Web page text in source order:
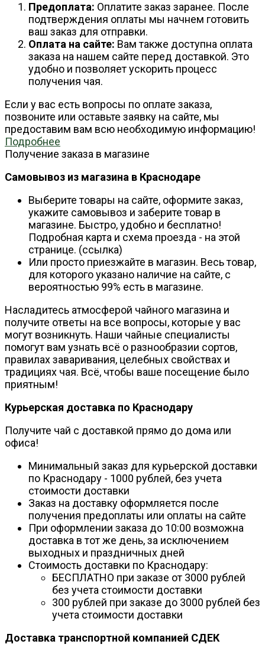
Предоплата: Оплатите заказ заранее. После
подтверждения оплаты мы начнем готовить
ваш заказ для отправки.
Оплата на сайте: Вам также доступна оплата
заказа на нашем сайте перед доставкой. Это
удобно и позволяет ускорить процесс
получения чая.
Если у вас есть вопросы по оплате заказа,
позвоните или оставьте заявку на сайте, мы
предоставим вам всю необходимую информацию!
Подробнее
Получение заказа в магазине
Самовывоз из магазина в Краснодаре
Выберите товары на сайте, оформите заказ,
укажите самовывоз и заберите товар в
магазине. Быстро, удобно и бесплатно!
Подробная карта и схема проезда - на этой
странице. (ссылка)
Или просто приезжайте в магазин. Весь товар,
для которого указано наличие на сайте, с
вероятностью 99% есть в магазине.
Насладитесь атмосферой чайного магазина и
получите ответы на все вопросы, которые у вас
могут возникнуть. Наши чайные специалисты
помогут вам узнать всё о разнообразии сортов,
правилах заваривания, целебных свойствах и
традициях чая. Всё, чтобы ваше посещение было
приятным!
Курьерская доставка по Краснодару
Получите чай с доставкой прямо до дома или
офиса!
Минимальный заказ для курьерской доставки
по Краснодару - 1000 рублей, без учета
стоимости доставки
Заказ на доставку оформляется после
получения предоплаты или оплаты на сайте
При оформлении заказа до 10:00 возможна
доставка в тот же день, за исключением
выходных и праздничных дней
Стоимость доставки по Краснодару:
БЕСПЛАТНО при заказе от 3000 рублей
без учета стоимости доставки
300 рублей при заказе до 3000 рублей без
учета стоимости доставки
Доставка транспортной компанией СДЕК